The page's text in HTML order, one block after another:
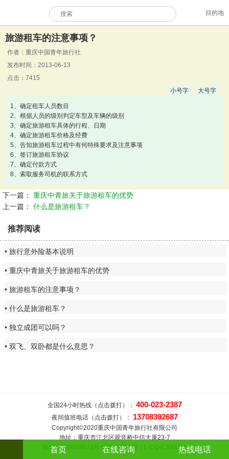
目的地
旅游租车的注意事项？
作者：重庆中国青年旅行社
发布时间：2013-06-13
点击：7415
小号字
大号字
1、确定租车人员数目
2、根据人员的级别判定车型及车辆的级别
3、确定旅游租车具体的行程、日期
4、确定旅游租车价格及经费
5、告知旅游租车过程中有何特殊要求及注意事项
6、签订旅游租车协议
7、确定付款方式
8、索取服务司机的联系方式
下一篇： 重庆中青旅关于旅游租车的优势
上一篇： 什么是旅游租车？
推荐阅读
旅行意外险基本说明
重庆中青旅关于旅游租车的优势
旅游租车的注意事项？
什么是旅游租车？
独立成团可以吗？
双飞、双卧都是什么意思？
全国24小时热线（点击拨打）： 400-023-2387
夜间值班电话（点击拨打）： 13708392687
Copyright©2020重庆中国青年旅行社有限公司
地址：重庆市江北区观音桥中信大厦23-7
渝ICP备09056673号 经营许可证号：L-CQ-CJ00008
首页 在线咨询 热线电话